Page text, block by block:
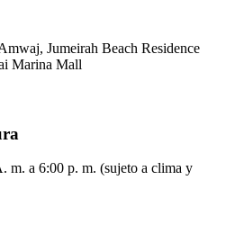
Jumeirah Beach Residence
Marina Mall
m. a 6:00 p. m. (sujeto a clima y